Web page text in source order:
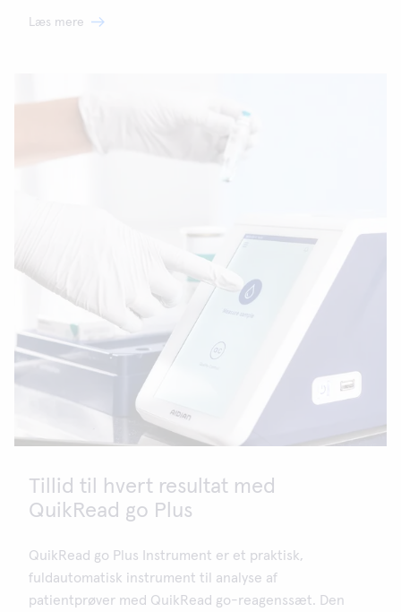
Læs mere
Tillid til hvert resultat med
QuikRead go Plus
QuikRead go Plus Instrument er et praktisk,
fuldautomatisk instrument til analyse af
patientprøver med QuikRead go-reagenssæt. Den